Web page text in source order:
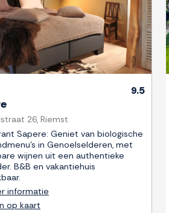
9.5
26, Riemst
Sapere: Geniet van biologische
in Genoelselderen, met
wijnen uit een authentieke
B&B en vakantiehuis
informatie
op kaart